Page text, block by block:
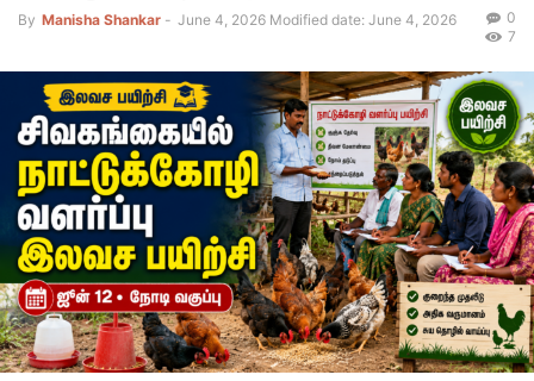
By Manisha Shankar - June 4, 2026 Modified date: June 4, 2026
0
7